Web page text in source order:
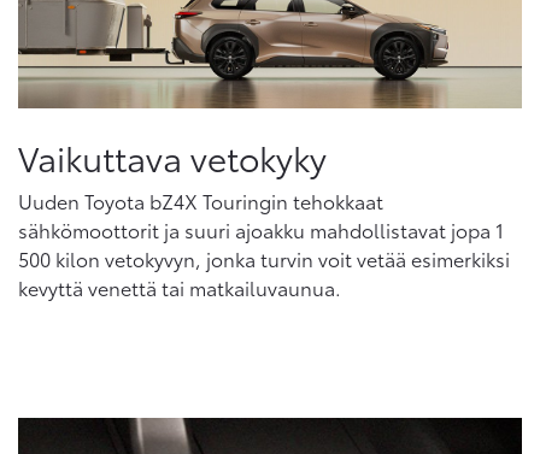
Vaikuttava vetokyky
Uuden Toyota bZ4X Touringin tehokkaat
sähkömoottorit ja suuri ajoakku mahdollistavat jopa 1
500 kilon vetokyvyn, jonka turvin voit vetää esimerkiksi
kevyttä venettä tai matkailuvaunua.